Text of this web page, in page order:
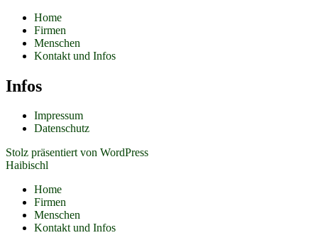
Home
Firmen
Menschen
Kontakt und Infos
Infos
Impressum
Datenschutz
Stolz präsentiert von WordPress
Haibischl
Home
Firmen
Menschen
Kontakt und Infos